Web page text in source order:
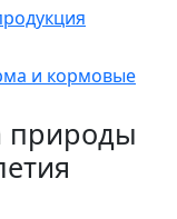
и кормовые
природы